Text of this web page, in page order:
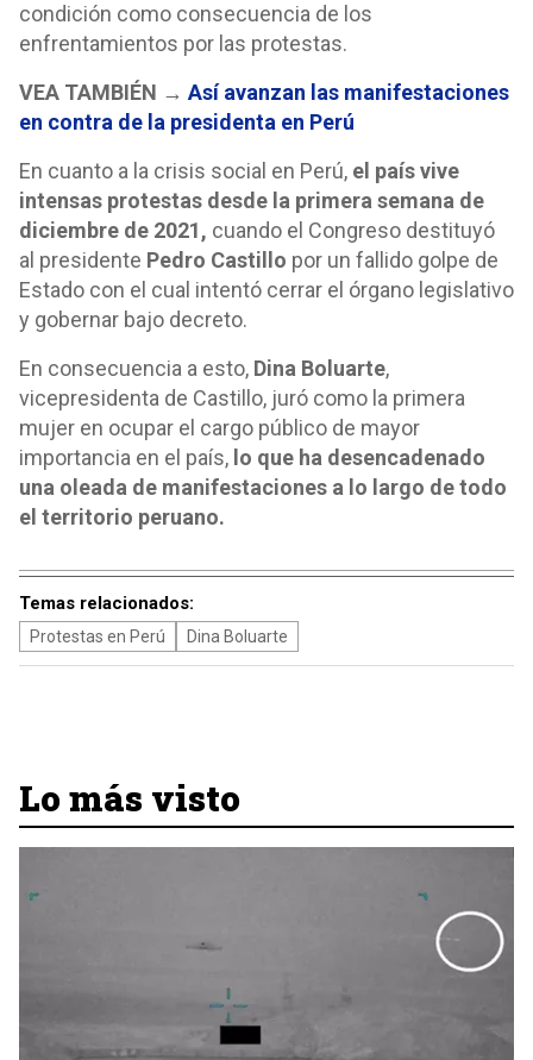
condición como consecuencia de los
enfrentamientos por las protestas.
VEA TAMBIÉN → Así avanzan las manifestaciones
en contra de la presidenta en Perú
En cuanto a la crisis social en Perú, el país vive
intensas protestas desde la primera semana de
diciembre de 2021, cuando el Congreso destituyó
al presidente Pedro Castillo por un fallido golpe de
Estado con el cual intentó cerrar el órgano legislativo
y gobernar bajo decreto.
En consecuencia a esto, Dina Boluarte,
vicepresidenta de Castillo, juró como la primera
mujer en ocupar el cargo público de mayor
importancia en el país, lo que ha desencadenado
una oleada de manifestaciones a lo largo de todo
el territorio peruano.
Temas relacionados:
Protestas en Perú Dina Boluarte
Lo más visto